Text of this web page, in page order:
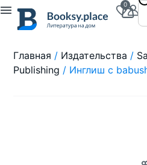
0
Главная / Издательства /
Publishing / Инглиш с